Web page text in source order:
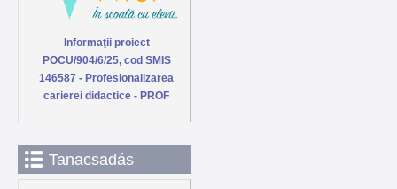
Informaţii proiect
POCU/904/6/25, cod SMIS
146587 - Profesionalizarea
carierei didactice - PROF
Tanacsadás